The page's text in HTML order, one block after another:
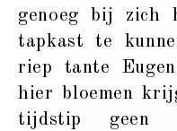
genoeg bij zich
tapkast te
riep tante
hier bloemen
tijdstip geen